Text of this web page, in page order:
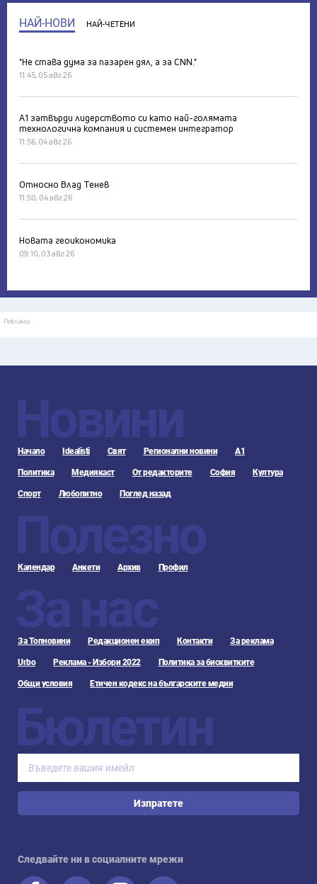
НАЙ-НОВИ НАЙ-ЧЕТЕНИ
"Не става дума за пазарен дял, а за CNN."
11:45, 05 авг 26
А1 затвърди лидерството си като най-голямата
технологична компания и системен интегратор
11:56, 04 авг 26
Относно Влад Тенев
11:50, 04 авг 26
Новата геоикономика
09:10, 03 авг 26
Реклама
Новини
Начало Idealisti Свят Регионални новини А1
Политика Медиякаст От редакторите София Култура
Спорт Любопитно Поглед назад
Полезно
Календар Анкети Архив Профил
За нас
За Топновини Редакционен екип Контакти За реклама
Urbo Реклама - Избори 2022 Политика за бисквитките
Общи условия Етичен кодекс на българските медии
Бюлетин
Изпратете
Следвайте ни в социалните мрежи